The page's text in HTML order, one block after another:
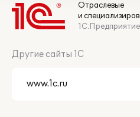
Отраслевые
и
1С:Предприятие
Другие сайты 1С